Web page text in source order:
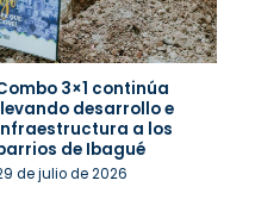
3×1 continúa
desarrollo e
a los
de Ibagué
de julio de 2026